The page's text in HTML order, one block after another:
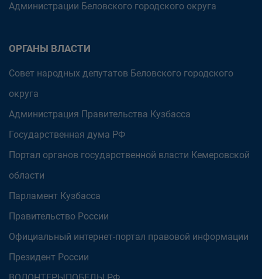
Администрации Беловского городского округа
ОРГАНЫ ВЛАСТИ
Совет народных депутатов Беловского городского
округа
Администрация Правительства Кузбасса
Государственная дума РФ
Портал органов государственной власти Кемеровской
области
Парламент Кузбасса
Правительство России
Официальный интернет-портал правовой информации
Президент России